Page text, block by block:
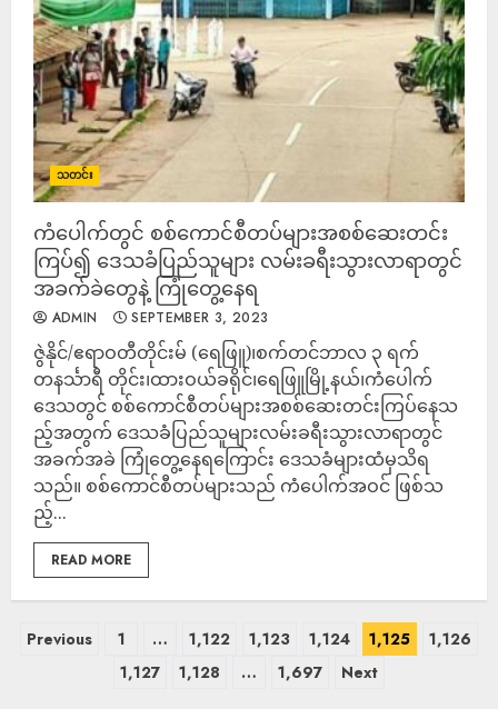
သတင်း
ကံပေါက်တွင် စစ်ကောင်စီတပ်များအစစ်ဆေးတင်း
ကြပ်၍ ဒေသခံပြည်သူများ လမ်းခရီးသွားလာရာတွင်
အခက်ခဲတွေနဲ့ ကြုံတွေ့နေရ
ADMIN SEPTEMBER 3, 2023
ဇွဲနိုင်/ဧရာဝတီတိုင်းမ် (ရေဖြူ)၊စက်တင်ဘာလ ၃ ရက်
တနင်္သာရီ တိုင်း၊ထားဝယ်ခရိုင်၊ရေဖြူမြို့နယ်၊ကံပေါက်
ဒေသတွင် စစ်ကောင်စီတပ်များအစစ်ဆေးတင်းကြပ်နေသ
ည့်အတွက် ဒေသခံပြည်သူများလမ်းခရီးသွားလာရာတွင်
အခက်အခဲ ကြုံတွေ့နေရကြောင်း ဒေသခံများထံမှသိရ
သည်။ စစ်ကောင်စီတပ်များသည် ကံပေါက်အဝင် ဖြစ်သ
ည့်...
READ MORE
Previous 1 … 1,122 1,123 1,124 1,125
1,126
1,127
1,128 … 1,697 Next